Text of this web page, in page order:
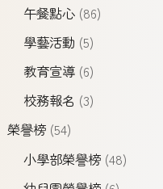
午餐點心(86)
學藝活動 (5)
教育宣導(6)
校務報名 (3)
榮譽榜(54)
小學部榮譽榜(48)